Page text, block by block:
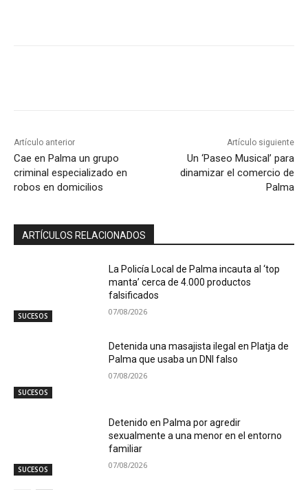
Artículo anterior
Cae en Palma un grupo
criminal especializado en
robos en domicilios
Artículo siguiente
Un ‘Paseo Musical’ para
dinamizar el comercio de
Palma
ARTÍCULOS RELACIONADOS
SUCESOS
La Policía Local de Palma incauta al ‘top
manta’ cerca de 4.000 productos
falsificados
07/08/2026
SUCESOS
Detenida una masajista ilegal en Platja de
Palma que usaba un DNI falso
07/08/2026
SUCESOS
Detenido en Palma por agredir
sexualmente a una menor en el entorno
familiar
07/08/2026